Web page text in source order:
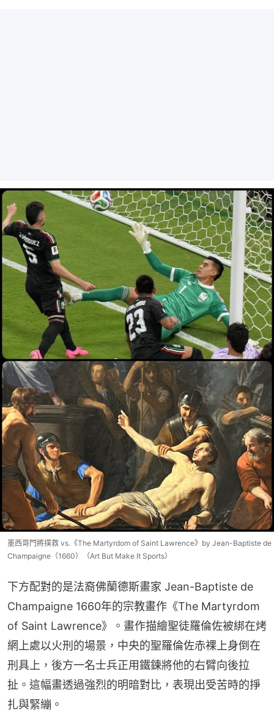
墨西哥門將撲救 vs.《The Martyrdom of Saint Lawrence》by Jean-Baptiste de
Champaigne（1660）（Art But Make It Sports）
下方配對的是法裔佛蘭德斯畫家 Jean-Baptiste de
Champaigne 1660年的宗教畫作《The Martyrdom
of Saint Lawrence》。畫作描繪聖徒羅倫佐被綁在烤
網上處以火刑的場景，中央的聖羅倫佐赤裸上身倒在
刑具上，後方一名士兵正用鐵鍊將他的右臂向後拉
扯。這幅畫透過強烈的明暗對比，表現出受苦時的掙
扎與緊繃。